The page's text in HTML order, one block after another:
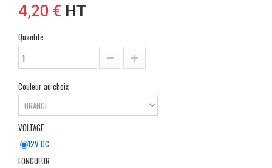
4,20 € HT
Quantité
Couleur au choix
VOLTAGE
12V DC
LONGUEUR